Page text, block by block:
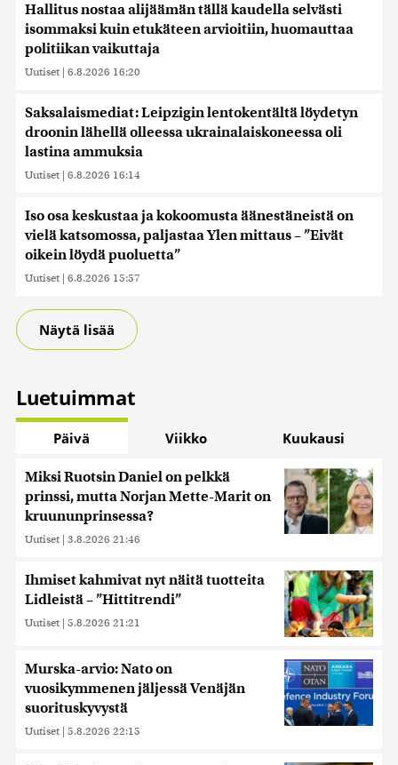
Hallitus nostaa alijäämän tällä kaudella selvästi
isommaksi kuin etukäteen arvioitiin, huomauttaa
politiikan vaikuttaja
Uutiset | 6.8.2026 16:20
Saksalaismediat: Leipzigin lentokentältä löydetyn
droonin lähellä olleessa ukrainalaiskoneessa oli
lastina ammuksia
Uutiset | 6.8.2026 16:14
Iso osa keskustaa ja kokoomusta äänestäneistä on
vielä katsomossa, paljastaa Ylen mittaus – ”Eivät
oikein löydä puoluetta”
Uutiset | 6.8.2026 15:57
Näytä lisää
Luetuimmat
Päivä Viikko Kuukausi
Miksi Ruotsin Daniel on pelkkä
prinssi, mutta Norjan Mette-Marit on
kruununprinsessa?
Uutiset | 3.8.2026 21:46
Ihmiset kahmivat nyt näitä tuotteita
Lidleistä – ”Hittitrendi”
Uutiset | 5.8.2026 21:21
Murska-arvio: Nato on
vuosikymmenen jäljessä Venäjän
suorituskyvystä
Uutiset | 5.8.2026 22:15